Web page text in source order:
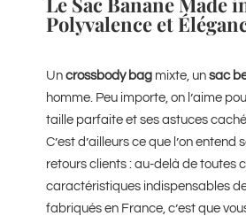
Polyvalence et
Un crossbody bagmixte, un sac
homme. Peu importe, on l’aime
taille parfaite et ses astuces
C’est d’ailleurs ce que l’on entend
retours clients : au-delà de toutes
caractéristiques indispensables
fabriqués en France, c’est que